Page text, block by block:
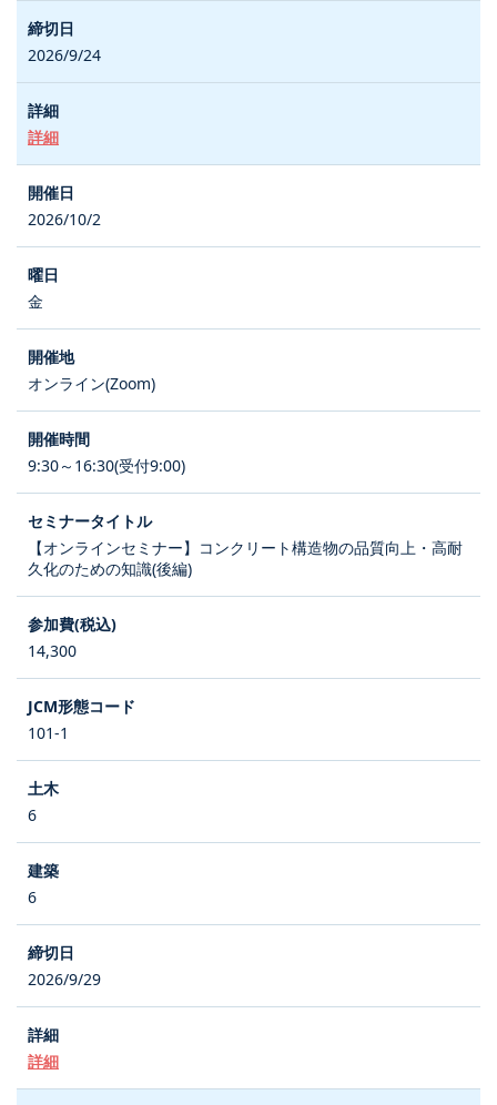
2026/9/24
詳細
2026/10/2
金
オンライン(Zoom)
9:30～16:30(受付9:00)
【オンラインセミナー】コンクリート構造物の品質向上・高耐
久化のための知識(後編)
14,300
101-1
6
6
2026/9/29
詳細